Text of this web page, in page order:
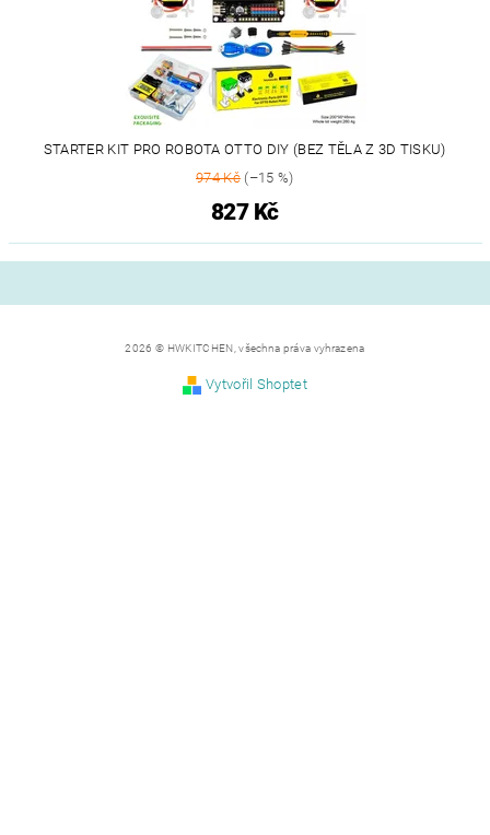
STARTER KIT PRO ROBOTA OTTO DIY (BEZ TĚLA Z 3D TISKU)
974 Kč(–15 %)
827 Kč
2026 © HWKITCHEN, všechna práva vyhrazena
Vytvořil Shoptet